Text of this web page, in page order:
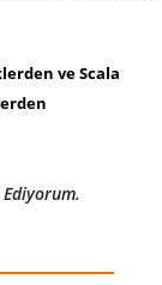
ve Scala